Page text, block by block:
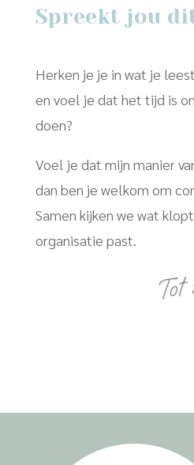
Spreekt jou
Herken je je in wat je
en voel je dat het tijd is
doen?
Voel je dat mijn manier
dan ben je welkom om
Samen kijken we wat
organisatie past.